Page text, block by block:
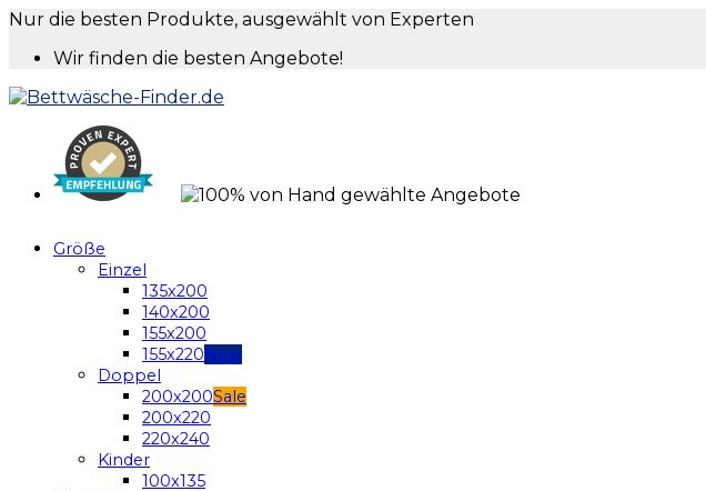
Nur die besten Produkte, ausgewählt von Experten
Wir finden die besten Angebote!
Größe
Einzel
135x200
140x200
155x200
155x220
Doppel
200x200
200x220
220x240
Kinder
100x135